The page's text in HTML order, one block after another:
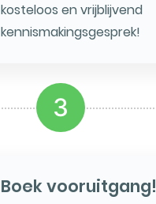
kosteloos en vrijblijvend
kennismakingsgesprek!
3
Boek vooruitgang!